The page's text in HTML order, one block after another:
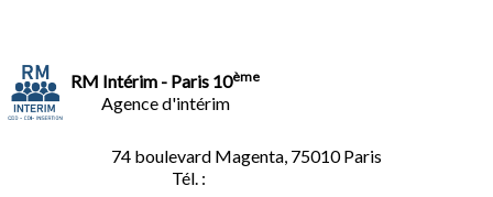
RM Intérim - Paris 10ème
Agence d'intérim
74 boulevard Magenta, 75010 Paris
Tél. :